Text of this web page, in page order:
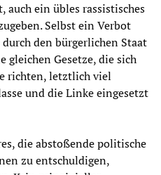
auch ein übles rassistisches
Selbst ein Verbot
den bürgerlichen Staat
gleichen Gesetze, die sich
richten, letztlich viel
und die Linke eingesetzt
die abstoßende politische
zu entschuldigen,